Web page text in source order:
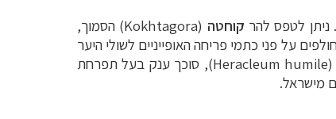
ניתן לטפס להר קוחטה (
Kokhtagora) הסמוך,
האתרים חולפים על פני כתמי פריחה האופייניים לשולי היער
(
Heracleum humile), סוכך ענק בעל תפרחת
מישראל.